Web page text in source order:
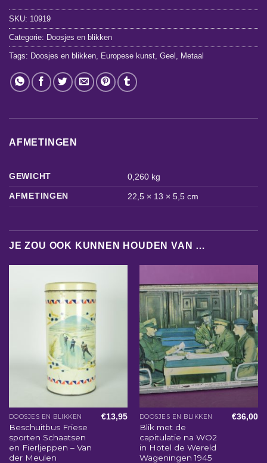
SKU: 10919
Categorie: Doosjes en blikken
Tags: Doosjes en blikken Europese kunst Geel Metaal
AFMETINGEN
GEWICHT
0,260 kg
AFMETINGEN
22,5 × 13 × 5,5 cm
JE ZOU OOK KUNNEN HOUDEN VAN …
DOOSJES EN BLIKKEN
Beschuitbus Friese
sporten Schaatsen
en Fierljeppen – Van
der Meulen
€13,95 DOOSJES EN BLIKKEN
Blik met de
capitulatie na WO2
in Hotel de Wereld
Wageningen 1945
€36,00